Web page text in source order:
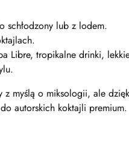
schłodzony lub z lodem.
Libre, tropikalne drinki,
z myślą o miksologii, ale
autorskich koktajli premium.